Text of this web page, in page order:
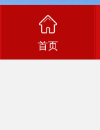
首页